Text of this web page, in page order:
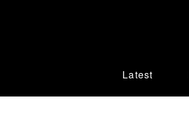
Latest